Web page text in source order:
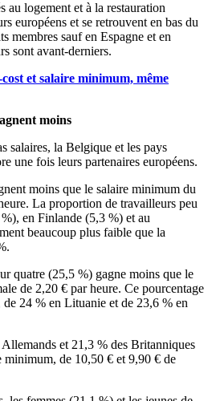
au logement et à la restauration
européens et se retrouvent en bas du
membres sauf en Espagne et en
sont avant-derniers.
et salaire minimum, même
moins
salaires, la Belgique et les pays
une fois leurs partenaires européens.
moins que le salaire minimum du
La proportion de travailleurs peu
en Finlande (5,3 %) et au
beaucoup plus faible que la
quatre (25,5 %) gagne moins que le
de 2,20 € par heure. Ce pourcentage
24 % en Lituanie et de 23,6 % en
et 21,3 % des Britanniques
minimum, de 10,50 € et 9,90 € de